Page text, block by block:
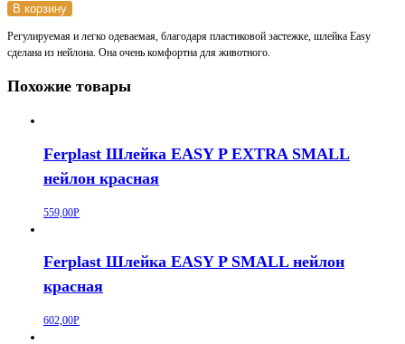
В корзину
Регулируемая и легко одеваемая, благодаря пластиковой застежке, шлейка Easy
сделана из нейлона. Она очень комфортна для животного.
Похожие товары
Ferplast Шлейка EASY P EXTRA SMALL
нейлон красная
559,00Р
Ferplast Шлейка EASY P SMALL нейлон
красная
602,00Р